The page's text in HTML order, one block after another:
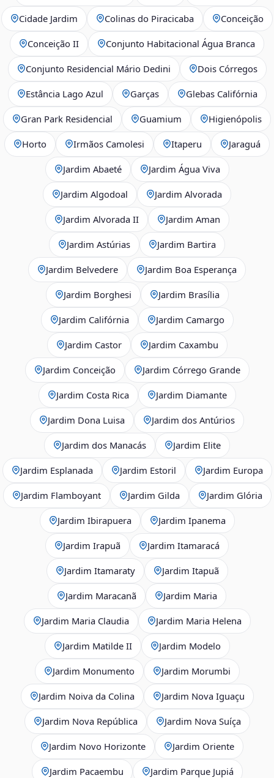
Cidade Jardim Colinas do Piracicaba Conceição
Conceição II Conjunto Habitacional Água Branca
Conjunto Residencial Mário Dedini Dois Córregos
Estância Lago Azul Garças Glebas Califórnia
Gran Park Residencial Guamium Higienópolis
Horto Irmãos Camolesi Itaperu Jaraguá
Jardim Abaeté Jardim Água Viva
Jardim Algodoal Jardim Alvorada
Jardim Alvorada II Jardim Aman
Jardim Astúrias Jardim Bartira
Jardim Belvedere Jardim Boa Esperança
Jardim Borghesi Jardim Brasília
Jardim Califórnia Jardim Camargo
Jardim Castor Jardim Caxambu
Jardim Conceição Jardim Córrego Grande
Jardim Costa Rica Jardim Diamante
Jardim Dona Luisa Jardim dos Antúrios
Jardim dos Manacás Jardim Elite
Jardim Esplanada Jardim Estoril Jardim Europa
Jardim Flamboyant Jardim Gilda Jardim Glória
Jardim Ibirapuera Jardim Ipanema
Jardim Irapuã Jardim Itamaracá
Jardim Itamaraty Jardim Itapuã
Jardim Maracanã Jardim Maria
Jardim Maria Claudia Jardim Maria Helena
Jardim Matilde II Jardim Modelo
Jardim Monumento Jardim Morumbi
Jardim Noiva da Colina Jardim Nova Iguaçu
Jardim Nova República Jardim Nova Suíça
Jardim Novo Horizonte Jardim Oriente
Jardim Pacaembu Jardim Parque Jupiá